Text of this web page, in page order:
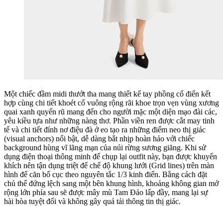
Một chiếc đầm midi thướt tha mang thiết kế tay phồng cổ điển kết
hợp cùng chi tiết khoét cổ vuông rộng rãi khoe trọn vẹn vùng xương
quai xanh quyến rũ mang đến cho người mặc một diện mạo đài các,
yêu kiều tựa như những nàng thơ. Phần viền ren được cắt may tinh
tế và chi tiết đính nơ điệu đà ở eo tạo ra những điểm neo thị giác
(visual anchors) nổi bật, dễ dàng bắt nhịp hoàn hảo với chiếc
background hùng vĩ lãng mạn của núi rừng sương giăng. Khi sử
dụng điện thoại thông minh để chụp lại outfit này, bạn được khuyến
khích nên tận dụng triệt để chế độ khung lưới (Grid lines) trên màn
hình để căn bố cục theo nguyên tắc 1/3 kinh điển. Bằng cách đặt
chủ thể đứng lệch sang một bên khung hình, khoảng không gian mở
rộng lớn phía sau sẽ được mây mù Tam Đảo lấp đầy, mang lại sự
hài hòa tuyệt đối và không gây quá tải thông tin thị giác.